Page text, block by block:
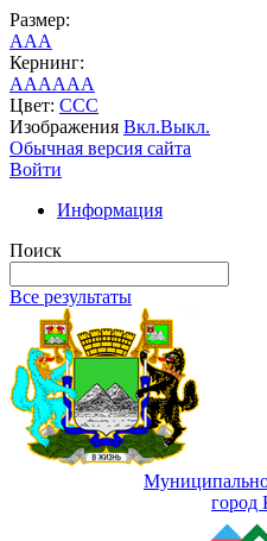
Размер:
AAA
Кернинг:
AAAAAA
Цвет: CCC
Изображения Вкл.Выкл.
Обычная версия сайта
Войти
Информация
Поиск
Все результаты
город